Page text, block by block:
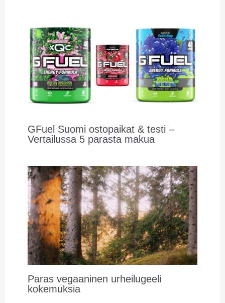
GFuel Suomi ostopaikat & testi –
Vertailussa 5 parasta makua
Paras vegaaninen urheilugeeli
kokemuksia